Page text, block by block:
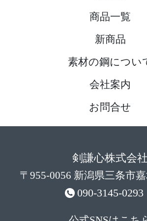
商品一覧
新商品
素材の鋼につい
会社案内
お問合せ
剣謙心株式会社
〒955-0056 新潟県三条市
090-3145-0293